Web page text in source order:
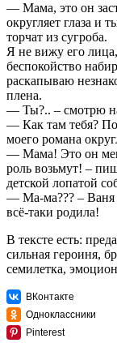
— Мама, это он
округляет глаза и
торчат из сугроба.
Я не вижу его
беспокойство
раскапываю
плена.
— Ты?.. – смотрю
— Как там тебя?
моего романа
— Мама! Это он
роль возьмут! –
детской лопатой
— Ма-ма??? – Ваня
всё-таки родила!
В тексте есть:
сильная героиня,
семилетка,
ВКонтакте
Одноклассники
Pinterest